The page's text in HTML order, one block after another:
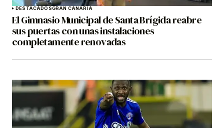
DESTACADOSGRAN CANARIA
El Gimnasio Municipal de Santa Brígida reabre
sus puertas con unas instalaciones
completamente renovadas